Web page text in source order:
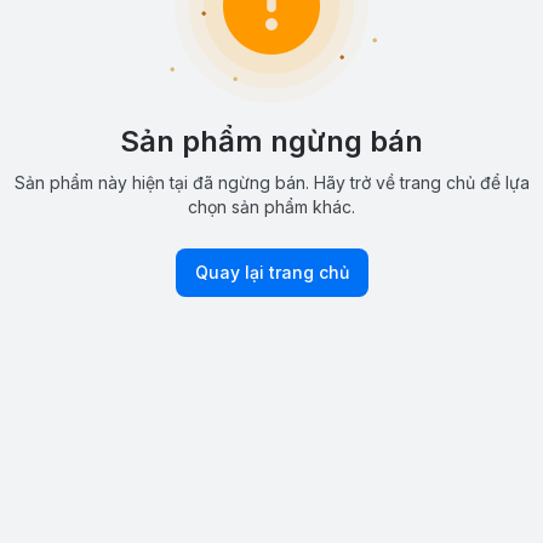
Sản phẩm ngừng bán
Sản phẩm này hiện tại đã ngừng bán. Hãy trở về trang chủ để lựa
chọn sản phẩm khác.
Quay lại trang chủ